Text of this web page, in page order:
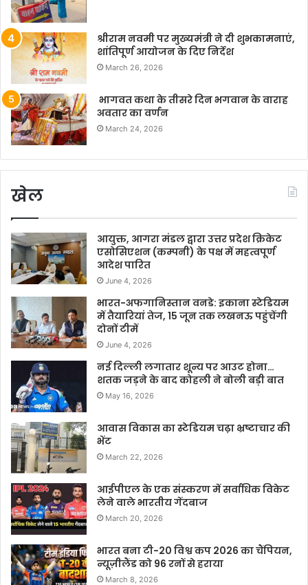
श्रीराम नवमी पर मुख्यमंत्री ने दी शुभकामनाएं,
शांतिपूर्ण आयोजन के दिए निर्देश
March 26, 2026
भागवत कथा के तीसरे दिन भगवान के वाराह
अवतार का वर्णन
March 24, 2026
खेल
आयुक्त, आगरा मंडल द्वारा उत्तर प्रदेश क्रिकेट
एसोसिएशन (कम्पनी) के पक्ष में महत्वपूर्ण
आदेश पारित
June 4, 2026
भारत-अफगानिस्तान वनडे: इकाना स्टेडियम
में तैयारियां तेज, 15 जून तक लखनऊ पहुंचेंगी
दोनों टीमें
June 4, 2026
नई दिल्ली लगातार शून्य पर आउट होना…
शतक जड़ने के बाद कोहली ने बोली बड़ी बात
May 16, 2026
आवास विकास का स्टेडियम चढ़ा भ्रष्टाचार की
भेंट
March 22, 2026
आईपीएल के एक संस्करण में सर्वाधिक विकेट
लेने वाले भारतीय गेंदबाज
March 20, 2026
भारत बना टी-20 विश्व कप 2026 का चैंपियन,
न्यूज़ीलैंड को 96 रनों से हराया
March 8, 2026